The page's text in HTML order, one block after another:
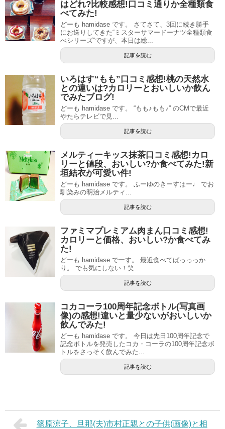
はどれ?比較感想!口コミ通りか全種類食
べてみた!
どーも hamidase です。 さてさて、3回に続き勝手
にお送りしてきた“ミスターサマードーナツ全種類食
べシリーズ”ですが、本日は総...
記事を読む
いろはす“もも”口コミ感想!桃の天然水
との違いは?カロリーとおいしいか飲ん
でみたブログ!
どーも hamidase です。 “もも♪もも♪” のCMで最近
やたらテレビで見...
記事を読む
メルティーキッス抹茶口コミ感想!カロ
リーと値段、おいしい?か食べてみた!新
垣結衣が可愛い件!
どーも hamidase です。 ふーゆのきーすはー♩ でお
馴染みの明治メルティ...
記事を読む
ファミマプレミアム肉まん口コミ感想!
カロリーと価格、おいしい?か食べてみ
た!
どーも hamidase でーす。 最近食べてばっっっか
り。 でも気にしない！笑...
記事を読む
コカコーラ100周年記念ボトル(写真画
像)の感想!違いと量少ないがおいしいか
飲んでみた!
どーも hamidase です。 今日は先日100周年記念で
記念ボトルを発売したコカ・コーラの100周年記念ボ
トルをさっそく飲んでみた...
記事を読む
篠原涼子、旦那(夫)市村正親との子供(画像)と相